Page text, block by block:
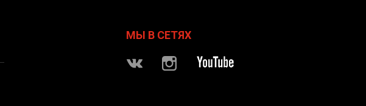
МЫ В СЕТЯХ